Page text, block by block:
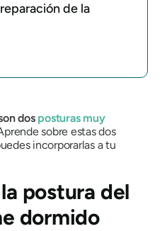
de la
dos posturas muy
sobre estas dos
incorporarlas a tu
postura del
dormido